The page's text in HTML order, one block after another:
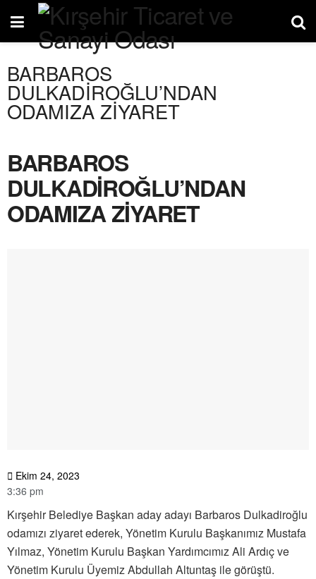
BARBAROS
DULKADİROĞLU’NDAN
ODAMIZA ZİYARET
BARBAROS
DULKADİROĞLU’NDAN
ODAMIZA ZİYARET
Ekim 24, 2023
3:36 pm
Kırşehir Belediye Başkan aday adayı Barbaros Dulkadiroğlu
odamızı ziyaret ederek, Yönetim Kurulu Başkanımız Mustafa
Yılmaz, Yönetim Kurulu Başkan Yardımcımız Ali Ardıç ve
Yönetim Kurulu Üyemiz Abdullah Altuntaş ile görüştü.